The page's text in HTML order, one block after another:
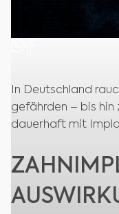
In Deutschland
gefährden – bis hin
dauerhaft mit